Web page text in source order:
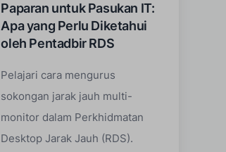
Paparan untuk Pasukan IT:
Apa yang Perlu Diketahui
oleh Pentadbir RDS
Pelajari cara mengurus
sokongan jarak jauh multi-
monitor dalam Perkhidmatan
Desktop Jarak Jauh (RDS).